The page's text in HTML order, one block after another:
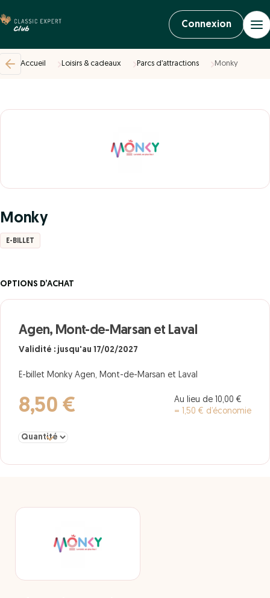
Connexion
Accueil Loisirs & cadeaux Parcs d’attractions Monky
Monky
E-BILLET
OPTIONS D’ACHAT
Agen, Mont-de-Marsan et Laval
Validité : jusqu'au 17/02/2027
E-billet Monky Agen, Mont-de-Marsan et Laval
8,50 €
Au lieu de 10,00 €
= 1,50 € d’économie
Sélectionner la quantité pour Agen, Mont-de-Marsan et Laval